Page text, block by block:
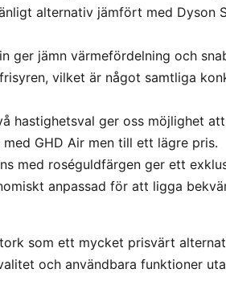
alternativ jämfört med Dyson
ger jämn värmefördelning och
vilket är något samtliga
hastighetsval ger oss möjlighet
GHD Air men till ett lägre pris.
med roséguldfärgen ger ett
anpassad för att ligga
som ett mycket prisvärt
och användbara funktioner